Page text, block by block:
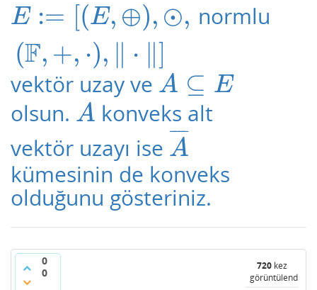
E := [(E, ⊕), ⊙,
(F, +, ⋅), ⋅ ]
E:=[(E ⊕),⊙ (F,+, ⋅),‖⋅ ‖]
normlu
vektör uzay ve A ⊆ E
A⊆E
olsun. A
A konveks alt
vektör uzayı ise A
¯¯
¯¯
A¯
kümesinin de konveks
olduğunu gösteriniz.
0
0
720 kez
görüntülendi